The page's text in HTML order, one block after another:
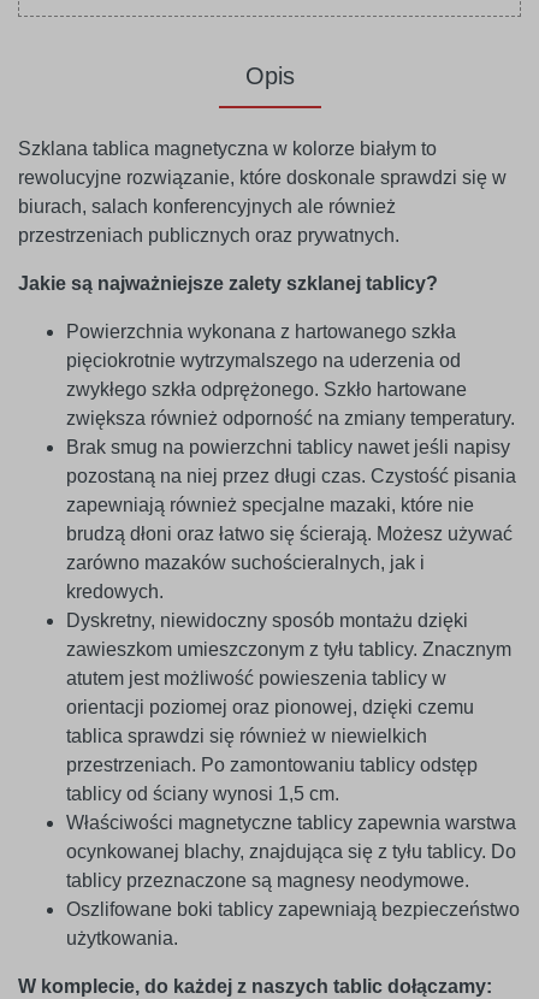
Opis
Szklana tablica magnetyczna w kolorze białym to
rewolucyjne rozwiązanie, które doskonale sprawdzi się w
biurach, salach konferencyjnych ale również
przestrzeniach publicznych oraz prywatnych.
Jakie są najważniejsze zalety szklanej tablicy?
Powierzchnia wykonana z hartowanego szkła
pięciokrotnie wytrzymalszego na uderzenia od
zwykłego szkła odprężonego. Szkło hartowane
zwiększa również odporność na zmiany temperatury.
Brak smug na powierzchni tablicy nawet jeśli napisy
pozostaną na niej przez długi czas. Czystość pisania
zapewniają również specjalne mazaki, które nie
brudzą dłoni oraz łatwo się ścierają. Możesz używać
zarówno mazaków suchościeralnych, jak i
kredowych.
Dyskretny, niewidoczny sposób montażu dzięki
zawieszkom umieszczonym z tyłu tablicy. Znacznym
atutem jest możliwość powieszenia tablicy w
orientacji poziomej oraz pionowej, dzięki czemu
tablica sprawdzi się również w niewielkich
przestrzeniach. Po zamontowaniu tablicy odstęp
tablicy od ściany wynosi 1,5 cm.
Właściwości magnetyczne tablicy zapewnia warstwa
ocynkowanej blachy, znajdująca się z tyłu tablicy. Do
tablicy przeznaczone są magnesy neodymowe.
Oszlifowane boki tablicy zapewniają bezpieczeństwo
użytkowania.
W komplecie, do każdej z naszych tablic dołączamy: